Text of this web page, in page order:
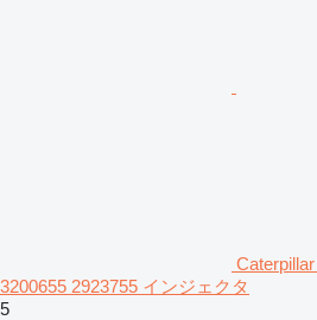
3200655 2923755 インジェクタ
5